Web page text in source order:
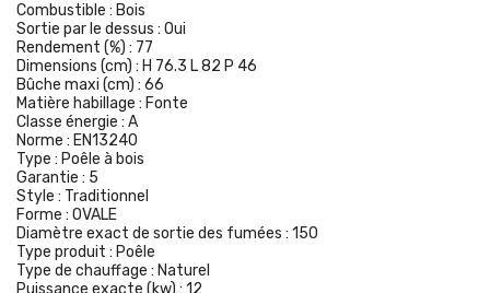
Combustible : Bois
Sortie par le dessus : Oui
Rendement (%) : 77
Dimensions (cm) : H 76.3 L 82 P 46
Bûche maxi (cm) : 66
Matière habillage : Fonte
Classe énergie : A
Norme : EN13240
Type : Poêle à bois
Garantie : 5
Style : Traditionnel
Forme : OVALE
Diamètre exact de sortie des fumées : 150
Type produit : Poêle
Type de chauffage : Naturel
Puissance exacte (kw) : 12